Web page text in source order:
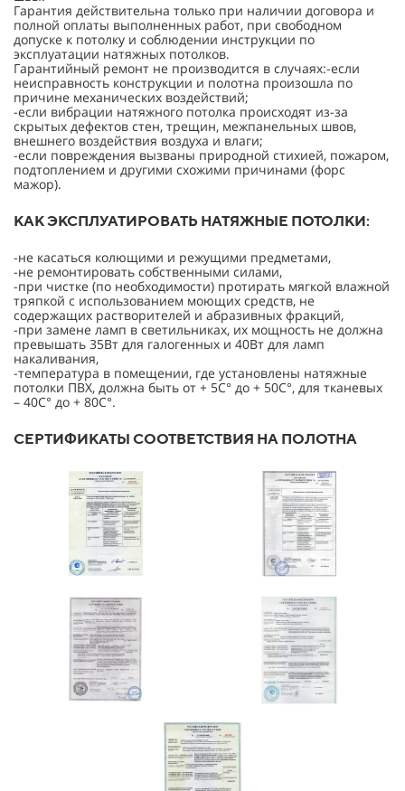
Гарантия действительна только при наличии договора и
полной оплаты выполненных работ, при свободном
допуске к потолку и соблюдении инструкции по
эксплуатации натяжных потолков.
Гарантийный ремонт не производится в случаях:-если
неисправность конструкции и полотна произошла по
причине механических воздействий;
-если вибрации натяжного потолка происходят из-за
скрытых дефектов стен, трещин, межпанельных швов,
внешнего воздействия воздуха и влаги;
-если повреждения вызваны природной стихией, пожаром,
подтоплением и другими схожими причинами (форс
мажор).
КАК ЭКСПЛУАТИРОВАТЬ НАТЯЖНЫЕ ПОТОЛКИ:
-не касаться колющими и режущими предметами,
-не ремонтировать собственными силами,
-при чистке (по необходимости) протирать мягкой влажной
тряпкой с использованием моющих средств, не
содержащих растворителей и абразивных фракций,
-при замене ламп в светильниках, их мощность не должна
превышать 35Вт для галогенных и 40Вт для ламп
накаливания,
-температура в помещении, где установлены натяжные
потолки ПВХ, должна быть от + 5С° до + 50С°, для тканевых
– 40С° до + 80С°.
СЕРТИФИКАТЫ СООТВЕТСТВИЯ НА ПОЛОТНА